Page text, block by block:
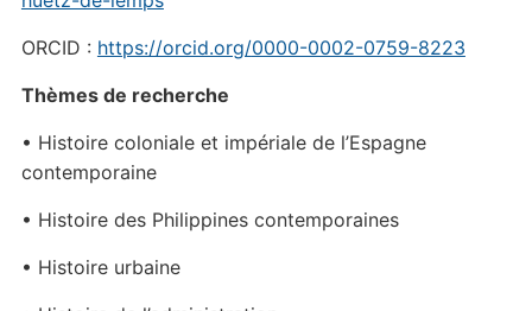
ORCID : https://orcid.org/0000-0002-0759-8223
Thèmes de recherche
• Histoire coloniale et impériale de l’Espagne
contemporaine
• Histoire des Philippines contemporaines
• Histoire urbaine